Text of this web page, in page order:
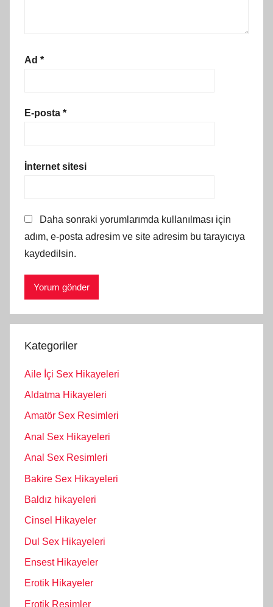
Ad *
E-posta *
İnternet sitesi
Daha sonraki yorumlarımda kullanılması için
adım, e-posta adresim ve site adresim bu tarayıcıya
kaydedilsin.
Kategoriler
Aile İçi Sex Hikayeleri
Aldatma Hikayeleri
Amatör Sex Resimleri
Anal Sex Hikayeleri
Anal Sex Resimleri
Bakire Sex Hikayeleri
Baldız hikayeleri
Cinsel Hikayeler
Dul Sex Hikayeleri
Ensest Hikayeler
Erotik Hikayeler
Erotik Resimler